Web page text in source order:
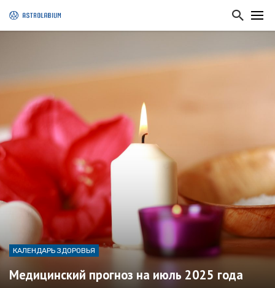
КАЛЕНДАРЬ ЗДОРОВЬЯ
Медицинский прогноз на июль 2025 года